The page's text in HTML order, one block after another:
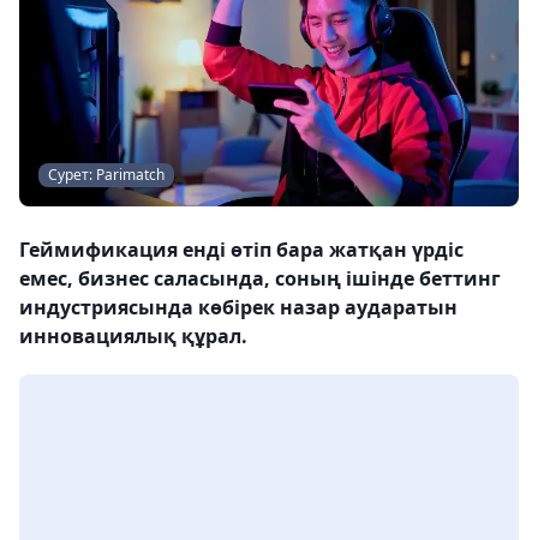
Сурет: Parimatch
Геймификация енді өтіп бара жатқан үрдіс
емес, бизнес саласында, соның ішінде беттинг
индустриясында көбірек назар аударатын
инновациялық құрал.